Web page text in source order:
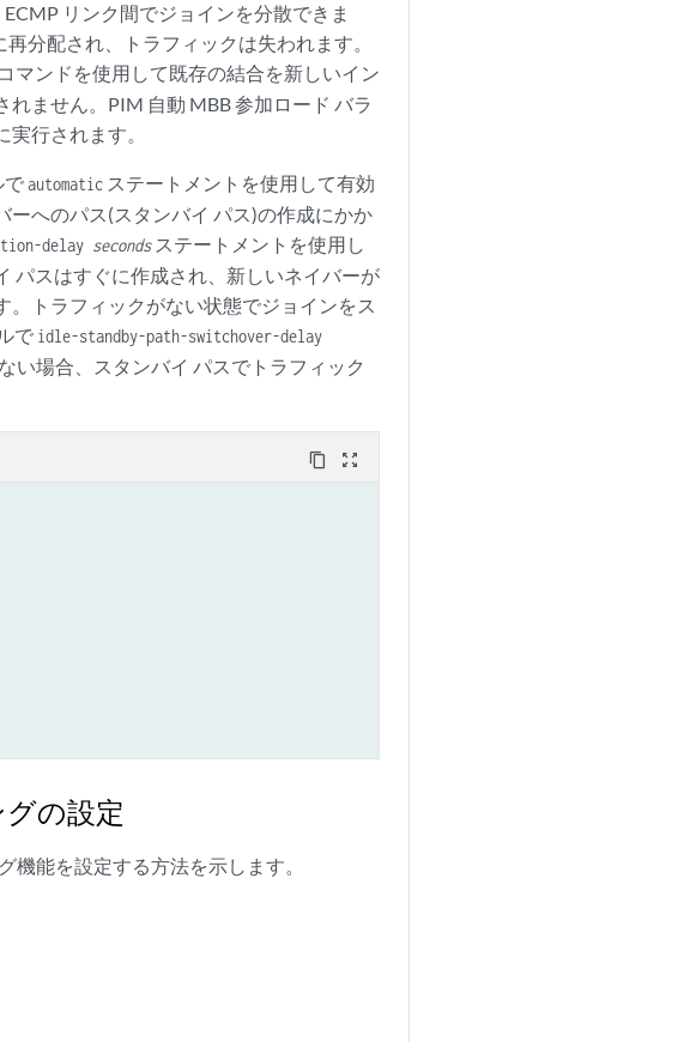
リンク間でジョインを分散できま
分配され、トラフィックは失われます。
コマンドを使用して既存の結合を新しいイン
ません。PIM 自動 MBB 参加ロード バラ
行されます。
でautomatic ステートメントを使用して有効
へのパス(スタンバイ パス)の作成にかか
delay secondsステートメントを使用し
パスはすぐに作成され、新しいネイバーが
トラフィックがない状態でジョインをス
で idle-standby-path-switchover-delay
い場合、スタンバイ パスでトラフィック
content_copy zoom_out_map
の設定
機能を設定する方法を示します。